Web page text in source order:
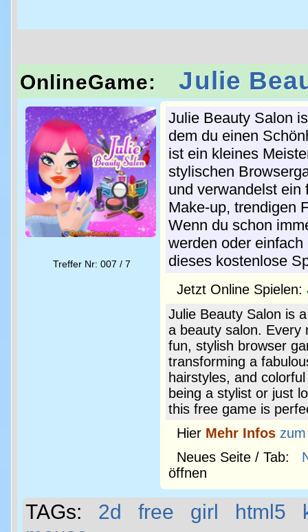
OnlineGame: Julie
Treffer Nr: 007 / 7
Julie Beauty Salon
dem du einen
ist ein kleines
stylischen
und verwandelst ein
Make-up, trendigen
Wenn du schon
werden oder
dieses kostenlose
Jetzt Online Spielen:
Julie Beauty Salon is
a beauty salon. Every
fun, stylish browser
transforming a
hairstyles, and
being a stylist or just
this free game is
Hier Mehr Infos
Neues Seite / Tab:
öffnen
TAGs: 2d free girl html5